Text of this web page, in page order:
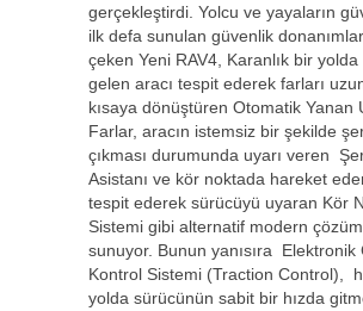
gerçekleştirdi. Yolcu ve yayaların
ilk defa sunulan güvenlik
çeken Yeni RAV4, Karanlık bir
gelen aracı tespit ederek farları
kısaya dönüştüren Otomatik Yanan
Farlar, aracın istemsiz bir şekilde
çıkması durumunda uyarı veren
Asistanı ve kör noktada hareket
tespit ederek sürücüyü uyaran Kör
Sistemi gibi alternatif modern
sunuyor. Bunun yanısıra Elektronik
Kontrol Sistemi (Traction Control),
yolda sürücünün sabit bir hızda